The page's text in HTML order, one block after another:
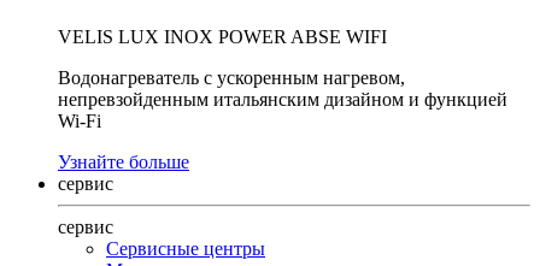
VELIS LUX INOX POWER ABSE WIFI
Водонагреватель с ускоренным нагревом,
непревзойденным итальянским дизайном и функцией
Wi-Fi
Узнайте больше
сервис
сервис
Сервисные центры